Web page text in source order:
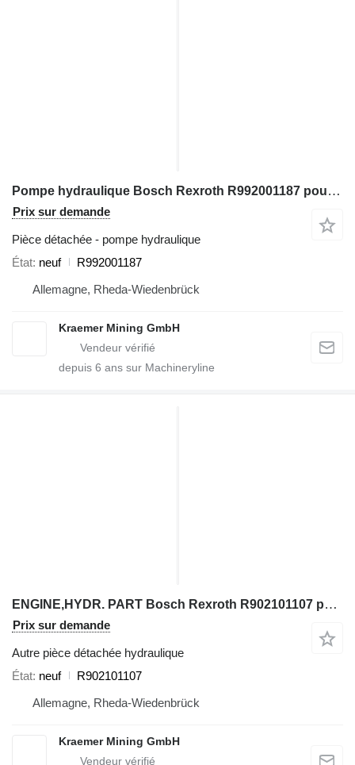
Pompe hydraulique Bosch Rexroth R992001187 pour excavateur
Prix sur demande
Pièce détachée - pompe hydraulique
État neuf
R992001187
Allemagne, Rheda-Wiedenbrück
Kraemer Mining GmbH
depuis 6 ans sur Machineryline
ENGINE,HYDR. PART Bosch Rexroth R902101107 pour excavateur
Prix sur demande
Autre pièce détachée hydraulique
État neuf
R902101107
Allemagne, Rheda-Wiedenbrück
Kraemer Mining GmbH